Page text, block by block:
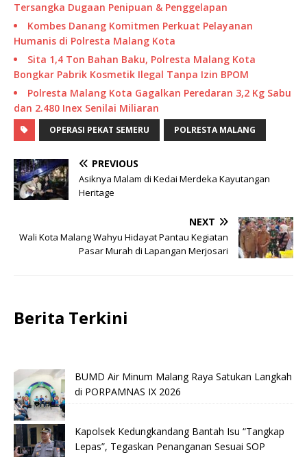
Tersangka Dugaan Penipuan & Penggelapan
Kombes Danang Komitmen Perkuat Pelayanan
Humanis di Polresta Malang Kota
Sita 1,4 Ton Bahan Baku, Polresta Malang Kota
Bongkar Pabrik Kosmetik Ilegal Tanpa Izin BPOM
Polresta Malang Kota Gagalkan Peredaran 3,2 Kg Sabu
dan 2.480 Inex Senilai Miliaran
OPERASI PEKAT SEMERU POLRESTA MALANG
PREVIOUS
Asiknya Malam di Kedai Merdeka Kayutangan
Heritage
NEXT
Wali Kota Malang Wahyu Hidayat Pantau Kegiatan
Pasar Murah di Lapangan Merjosari
Berita Terkini
BUMD Air Minum Malang Raya Satukan Langkah
di PORPAMNAS IX 2026
Kapolsek Kedungkandang Bantah Isu “Tangkap
Lepas”, Tegaskan Penanganan Sesuai SOP